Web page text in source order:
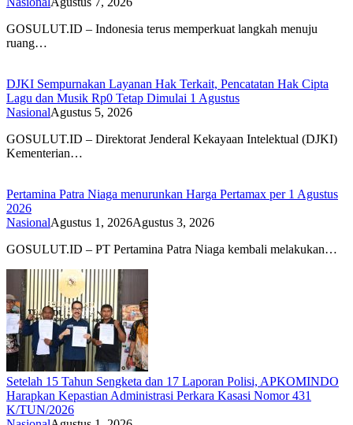
GOSULUT.ID – Indonesia terus memperkuat langkah menuju
ruang…
DJKI Sempurnakan Layanan Hak Terkait, Pencatatan Hak Cipta
Lagu dan Musik Rp0 Tetap Dimulai 1 Agustus
NasionalAgustus 5, 2026
GOSULUT.ID – Direktorat Jenderal Kekayaan Intelektual (DJKI)
Kementerian…
Pertamina Patra Niaga menurunkan Harga Pertamax per 1 Agustus
2026
NasionalAgustus 1, 2026Agustus 3, 2026
GOSULUT.ID – PT Pertamina Patra Niaga kembali melakukan…
Setelah 15 Tahun Sengketa dan 17 Laporan Polisi, APKOMINDO
Harapkan Kepastian Administrasi Perkara Kasasi Nomor 431
K/TUN/2026